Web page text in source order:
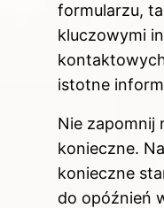
formularzu,
kluczowymi
istotne
Nie zapomnij
konieczne.
konieczne
do opóźnień